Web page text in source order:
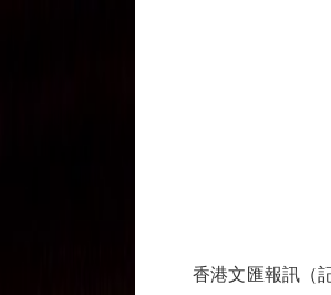
香港文匯報訊（記